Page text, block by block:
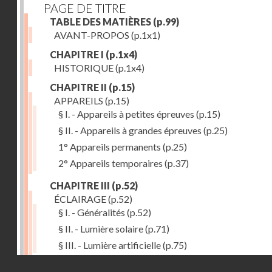
PAGE DE TITRE
TABLE DES MATIÈRES (p.99)
AVANT-PROPOS (p.1x1)
CHAPITRE I (p.1x4)
HISTORIQUE(p.1x4)
CHAPITRE II (p.15)
APPAREILS (p.15)
§ I. - Appareils à petites épreuves (p.15)
§ II. - Appareils à grandes épreuves (p.25)
1° Appareils permanents (p.25)
2° Appareils temporaires (p.37)
CHAPITRE III (p.52)
ÉCLAIRAGE(p.52)
§ I. - Généralités (p.52)
§ II. - Lumière solaire(p.71)
§ III. - Lumière artificielle(p.75)